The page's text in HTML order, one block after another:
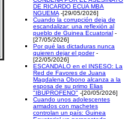
DE RICARDO ECUA MBA
NGUEMA -[29/05/2026]
Cuando la corrupción deja de
escandalizar: una reflexión al
pueblo de Guinea Ecuatorial -
[27/05/2026]
Por qué las dictaduras nunca
quieren dejar el poder -
[22/05/2026]
ESCANDALO en el INSESO: La
Red de Favores de Juana
Magdalena Obono alcanza a la
esposa de su primo Elias
"IBUPROFENO" -[20/05/2026]
Cuando unos adolescentes
armados con machetes
controlan un país: Guinea